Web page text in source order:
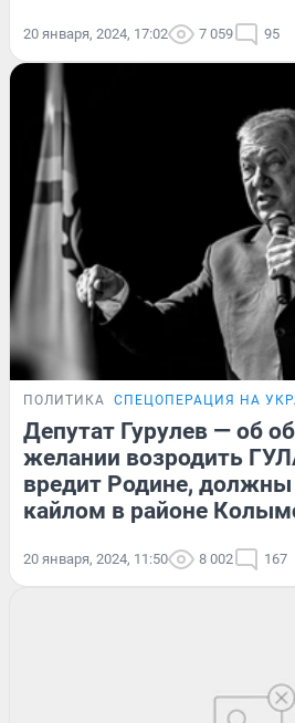
20 января, 2024, 17:02 7 059 95
ПОЛИТИКА СПЕЦОПЕРАЦИЯ НА
Депутат Гурулев — об
желании возродить
вредит Родине,
кайлом в районе
20 января, 2024, 11:50 8 002 167